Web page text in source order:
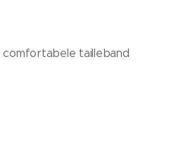
comfortabele tailleband